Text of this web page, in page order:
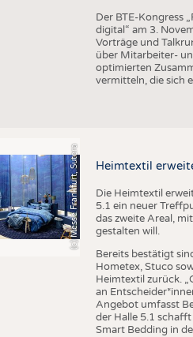
Der BTE-Kongress
digital“ am 3.
Vorträge und
über Mitarbeiter-
optimierten
vermitteln, die sich
(c) Messe Frankfurt, Sutera Heimtextil
Die Heimtextil
5.1 ein neuer
das zweite Areal,
gestalten will.
Bereits bestätigt
Hometex, Stuco
Heimtextil zurück.
an
Angebot umfasst
der Halle 5.1
Smart Bedding in